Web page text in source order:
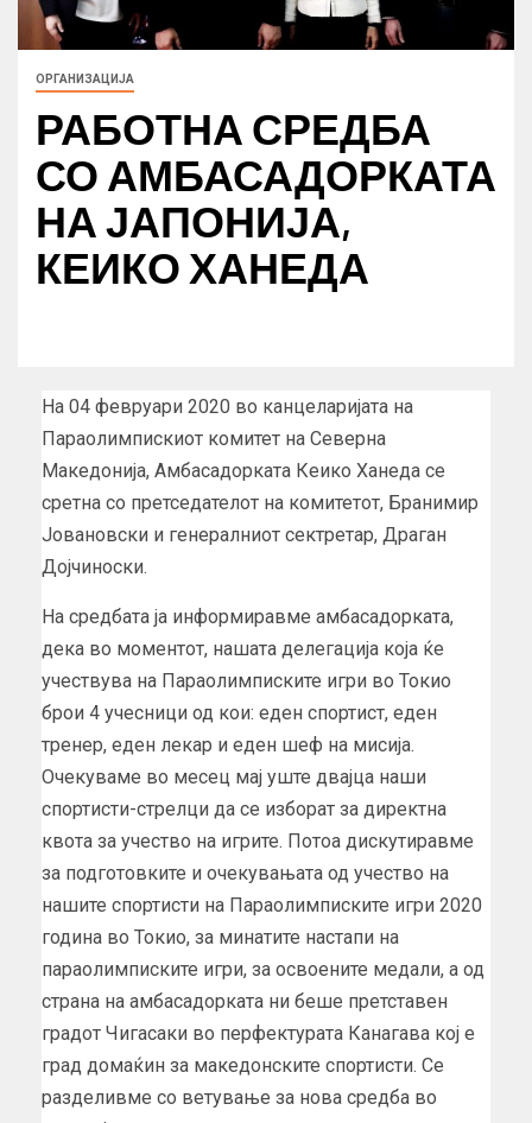
ОРГАНИЗАЦИЈА
РАБОТНА СРЕДБА
СО АМБАСАДОРКАТА
НА ЈАПОНИЈА,
КЕИКО ХАНЕДА
На 04 февруари 2020 во канцеларијата на
Параолимпискиот комитет на Северна
Македонија, Амбасадорката Кеико Ханеда се
сретна со претседателот на комитетот, Бранимир
Јовановски и генералниот сектретар, Драган
Дојчиноски.
На средбата ја информиравме амбасадорката,
дека во моментот, нашата делегација која ќе
учествува на Параолимписките игри во Токио
брои 4 учесници од кои: еден спортист, еден
тренер, еден лекар и еден шеф на мисија.
Очекуваме во месец мај уште двајца наши
спортисти-стрелци да се изборат за директна
квота за учество на игрите. Потоа дискутиравме
за подготовките и очекувањата од учество на
нашите спортисти на Параолимписките игри 2020
година во Токио, за минатите настапи на
параолимписките игри, за освоените медали, а од
страна на амбасадорката ни беше претставен
градот Чигасаки во перфектурата Канагава кој е
град домаќин за македонските спортисти. Се
разделивме со ветување за нова средба во